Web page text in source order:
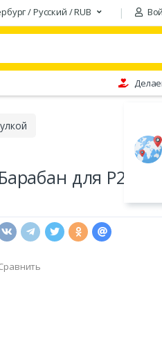
/ Русский / RUB
для